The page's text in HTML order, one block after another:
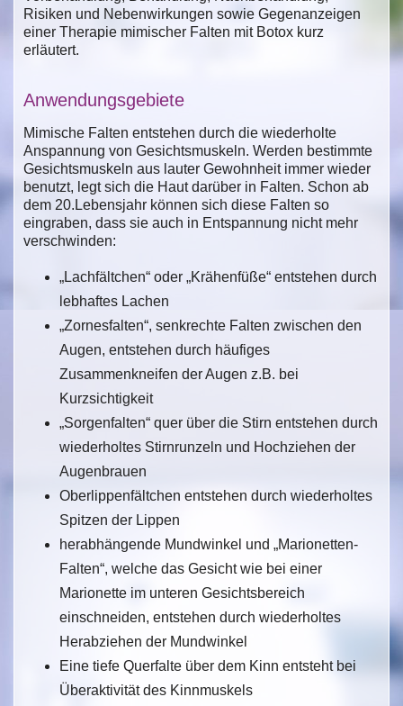
Risiken und Nebenwirkungen sowie Gegenanzeigen
einer Therapie mimischer Falten mit Botox kurz
erläutert.
Anwendungsgebiete
Mimische Falten entstehen durch die wiederholte
Anspannung von Gesichtsmuskeln. Werden bestimmte
Gesichtsmuskeln aus lauter Gewohnheit immer wieder
benutzt, legt sich die Haut darüber in Falten. Schon ab
dem 20.Lebensjahr können sich diese Falten so
eingraben, dass sie auch in Entspannung nicht mehr
verschwinden:
„Lachfältchen“ oder „Krähenfüße“ entstehen durch
lebhaftes Lachen
„Zornesfalten“, senkrechte Falten zwischen den
Augen, entstehen durch häufiges
Zusammenkneifen der Augen z.B. bei
Kurzsichtigkeit
„Sorgenfalten“ quer über die Stirn entstehen durch
wiederholtes Stirnrunzeln und Hochziehen der
Augenbrauen
Oberlippenfältchen entstehen durch wiederholtes
Spitzen der Lippen
herabhängende Mundwinkel und „Marionetten-
Falten“, welche das Gesicht wie bei einer
Marionette im unteren Gesichtsbereich
einschneiden, entstehen durch wiederholtes
Herabziehen der Mundwinkel
Eine tiefe Querfalte über dem Kinn entsteht bei
Überaktivität des Kinnmuskels